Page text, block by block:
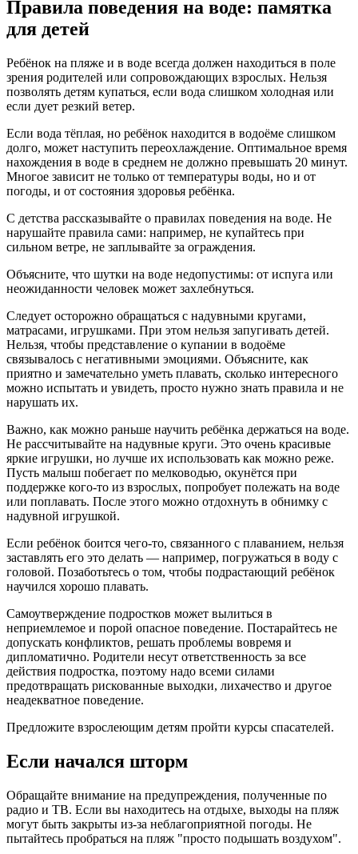
Правила поведения на воде: памятка
для детей
Ребёнок на пляже и в воде всегда должен находиться в поле
зрения родителей или сопровождающих взрослых. Нельзя
позволять детям купаться, если вода слишком холодная или
если дует резкий ветер.
Если вода тёплая, но ребёнок находится в водоёме слишком
долго, может наступить переохлаждение. Оптимальное время
нахождения в воде в среднем не должно превышать 20 минут.
Многое зависит не только от температуры воды, но и от
погоды, и от состояния здоровья ребёнка.
С детства рассказывайте о правилах поведения на воде. Не
нарушайте правила сами: например, не купайтесь при
сильном ветре, не заплывайте за ограждения.
Объясните, что шутки на воде недопустимы: от испуга или
неожиданности человек может захлебнуться.
Следует осторожно обращаться с надувными кругами,
матрасами, игрушками. При этом нельзя запугивать детей.
Нельзя, чтобы представление о купании в водоёме
связывалось с негативными эмоциями. Объясните, как
приятно и замечательно уметь плавать, сколько интересного
можно испытать и увидеть, просто нужно знать правила и не
нарушать их.
Важно, как можно раньше научить ребёнка держаться на воде.
Не рассчитывайте на надувные круги. Это очень красивые
яркие игрушки, но лучше их использовать как можно реже.
Пусть малыш побегает по мелководью, окунётся при
поддержке кого-то из взрослых, попробует полежать на воде
или поплавать. После этого можно отдохнуть в обнимку с
надувной игрушкой.
Если ребёнок боится чего-то, связанного с плаванием, нельзя
заставлять его это делать — например, погружаться в воду с
головой. Позаботьтесь о том, чтобы подрастающий ребёнок
научился хорошо плавать.
Самоутверждение подростков может вылиться в
неприемлемое и порой опасное поведение. Постарайтесь не
допускать конфликтов, решать проблемы вовремя и
дипломатично. Родители несут ответственность за все
действия подростка, поэтому надо всеми силами
предотвращать рискованные выходки, лихачество и другое
неадекватное поведение.
Предложите взрослеющим детям пройти курсы спасателей.
Если начался шторм
Обращайте внимание на предупреждения, полученные по
радио и ТВ. Если вы находитесь на отдыхе, выходы на пляж
могут быть закрыты из-за неблагоприятной погоды. Не
пытайтесь пробраться на пляж "просто подышать воздухом".